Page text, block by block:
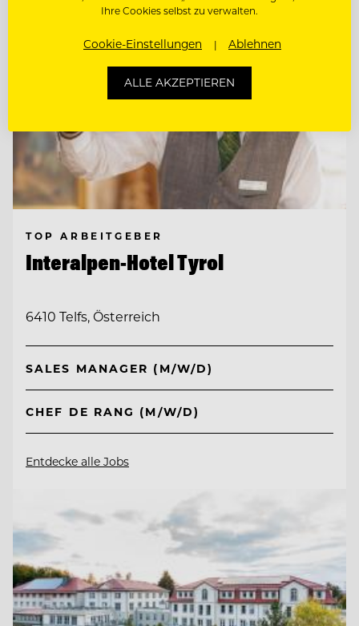
TOP ARBEITGEBER
Interalpen-Hotel Tyrol
6410 Telfs, Österreich
SALES MANAGER (M/W/D)
CHEF DE RANG (M/W/D)
Entdecke alle Jobs
Ihre Cookies selbst zu verwalten.
Cookie-Einstellungen Ablehnen
ALLE AKZEPTIEREN